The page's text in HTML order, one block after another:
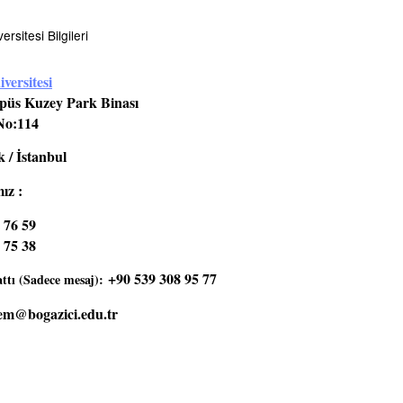
Bilgileri
Kuzey Park Binası
/ İstanbul
:
59
38
(Sadece mesaj): +90 539 308 95 77